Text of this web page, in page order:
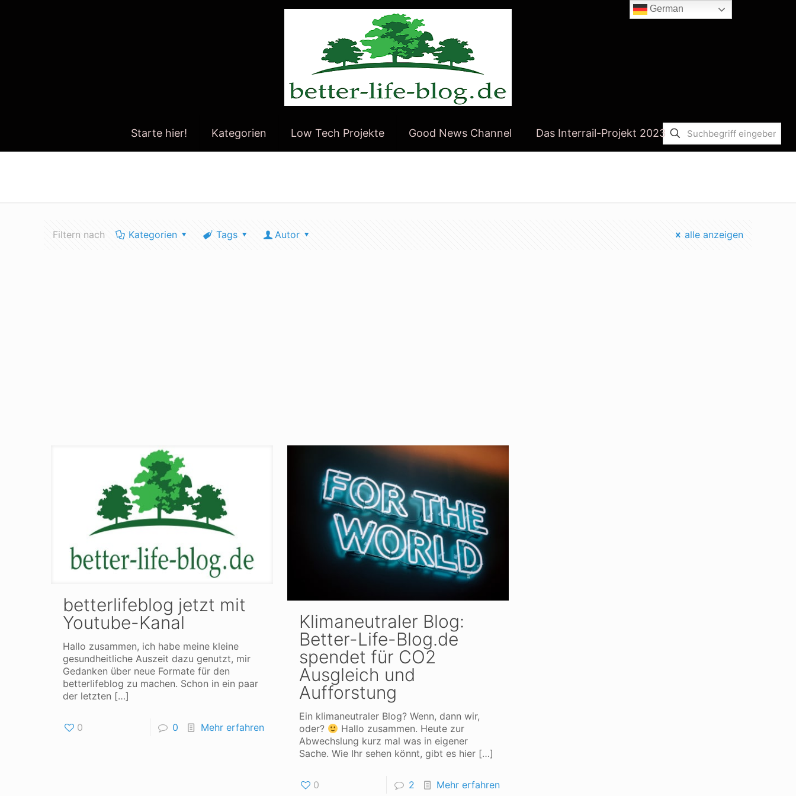
Starte hier! Kategorien Low Tech Projekte Good News Channel Das Interrail-Projekt 2023
Filtern nach Kategorien Tags Autor alle anzeigen
betterlifeblog jetzt mit
Youtube-Kanal
Hallo zusammen, ich habe meine kleine
gesundheitliche Auszeit dazu genutzt, mir
Gedanken über neue Formate für den
betterlifeblog zu machen. Schon in ein paar
der letzten […]
0 0 Mehr erfahren
Klimaneutraler Blog:
Better-Life-Blog.de
spendet für CO2
Ausgleich und
Aufforstung
Ein klimaneutraler Blog? Wenn, dann wir,
oder?
Hallo zusammen. Heute zur
Abwechslung kurz mal was in eigener
Sache. Wie Ihr sehen könnt, gibt es hier[…]
0 2 Mehr erfahren
German